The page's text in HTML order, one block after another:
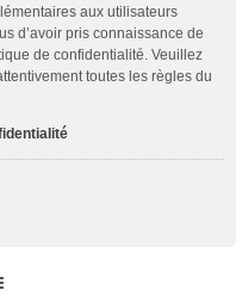
aux utilisateurs
d’avoir pris connaissance de
de confidentialité. Veuillez
toutes les règles du